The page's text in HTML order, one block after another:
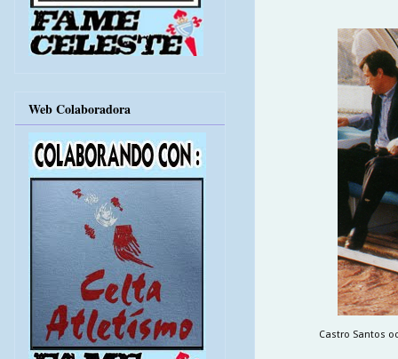
Castro Santos
Web Colaboradora